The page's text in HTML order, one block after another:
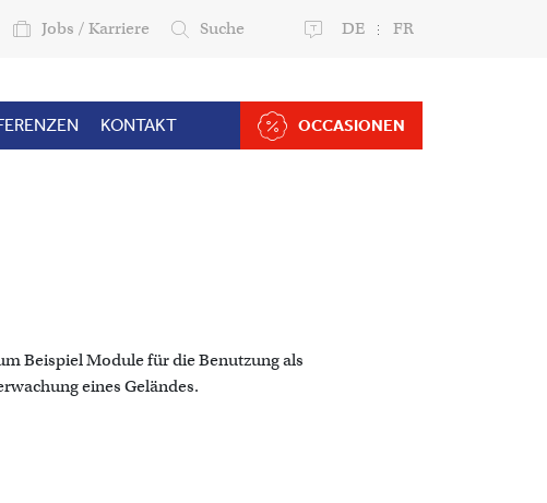
Jobs / Karriere Suche DE FR
KONTAKT OCCASIONEN
Beispiel Module für die Benutzung als
eines Geländes.